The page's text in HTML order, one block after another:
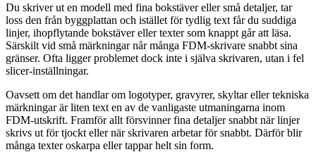
Du skriver ut en modell med fina bokstäver eller små detaljer, tar
loss den från byggplattan och istället för tydlig text får du suddiga
linjer, ihopflytande bokstäver eller texter som knappt går att läsa.
Särskilt vid små märkningar når många FDM-skrivare snabbt sina
gränser. Ofta ligger problemet dock inte i själva skrivaren, utan i fel
slicer-inställningar.
Oavsett om det handlar om logotyper, gravyrer, skyltar eller tekniska
märkningar är liten text en av de vanligaste utmaningarna inom
FDM-utskrift. Framför allt försvinner fina detaljer snabbt när linjer
skrivs ut för tjockt eller när skrivaren arbetar för snabbt. Därför blir
många texter oskarpa eller tappar helt sin form.